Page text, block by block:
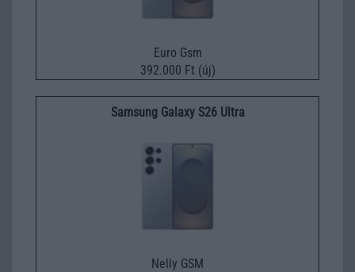
Euro Gsm
392.000 Ft (új)
Samsung Galaxy S26 Ultra
Nelly GSM